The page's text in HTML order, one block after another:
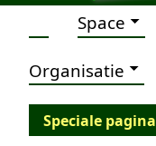
Space
Organisatie
Speciale pagina